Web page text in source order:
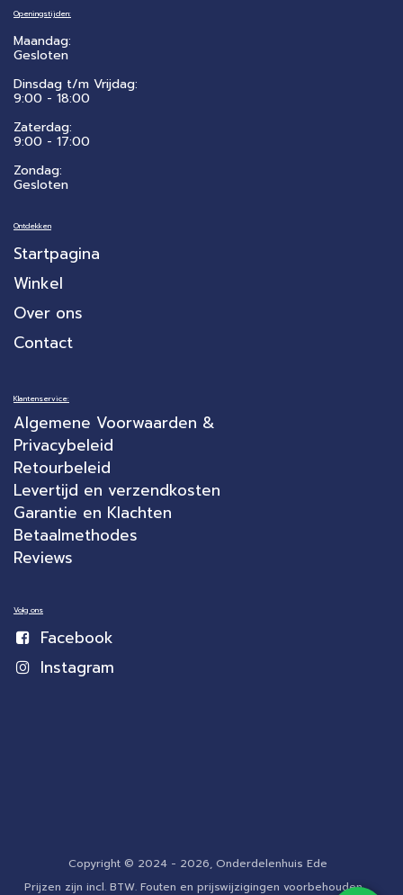
Openingstijden:
Maandag:
Gesloten
Dinsdag t/m Vrijdag:
9:00 - 18:00
Zaterdag:
​9:00 - 17:00
Zondag:
Gesloten
Ontdekken
Startpagina
Winkel
Over ons
Contact
Klantenservice:
Algemene Voorwaarden &
Privacybeleid
Retourbeleid
Levertijd en verzendkosten
Garantie en Klachten
Betaalmethodes
Reviews
Volg ons
Facebook
Instagram
Copyright © 2024 - 2026, Onderdelenhuis Ede
Prijzen zijn incl. BTW. Fouten en prijswijzigingen voorbehouden.